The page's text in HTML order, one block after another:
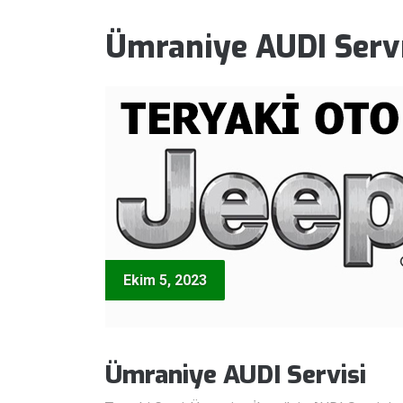
Ümraniye AUDI
Ekim 5, 2023
Ümraniye AUDI Servisi